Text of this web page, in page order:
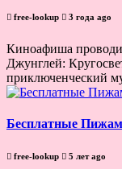
free-lookup 3 года ago
Киноафиша
Джунглей:
приключенческий
Бесплатные
free-lookup 5 лет ago